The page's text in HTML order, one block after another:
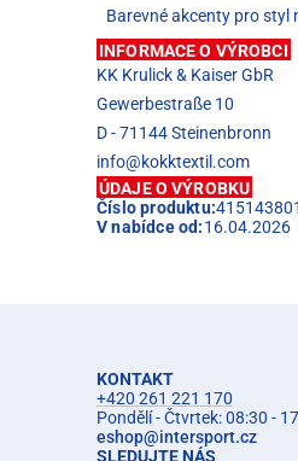
Barevné akcenty pro styl
INFORMACE O VÝROBCI
KK Krulick & Kaiser GbR
Gewerbestraße 10
D - 71144 Steinenbronn
info@kokktextil.com
ÚDAJE O VÝROBKU
Číslo produktu:415143801
V nabídce od:16.04.2026
KONTAKT
+420 261 221 170
Pondělí - Čtvrtek: 08:30 -
eshop@intersport.cz
SLEDUJTE NÁS